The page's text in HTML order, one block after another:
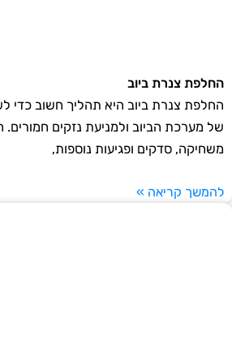
החלפת צנרת ביוב
החלפת צנרת ביוב היא תהליך חשוב כדי
של מערכת הביוב ולמניעת נזקים חמורים.
משחיקה, סדקים ופגיעות נוספות,
להמשך קריאה »